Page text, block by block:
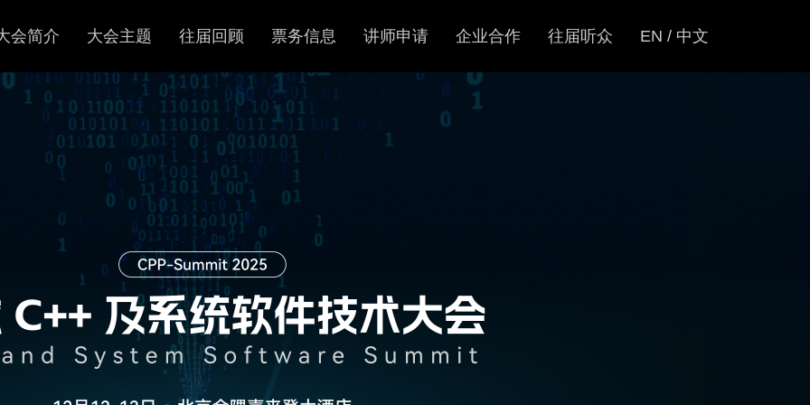
会简介 大会主题 往届回顾 票务信息 讲师申请 企业合作 往届听众 EN / 中文